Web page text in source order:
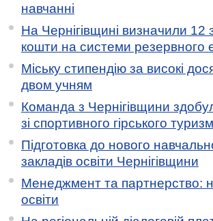
навчанні
На Чернігівщині визначили 12
кошти на системи резервного
Міську стипендію за високі
двом учням
Команда з Чернігівщини
зі спортивного гірського
Підготовка до нового
закладів освіти Чернігівщини
Менеджмент та партнерство:
освіти